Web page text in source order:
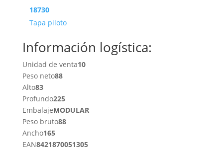
18730
Tapa piloto
Información logística:
Unidad de venta10
Peso neto88
Alto83
Profundo225
EmbalajeMODULAR
Peso bruto88
Ancho165
EAN8421870051305